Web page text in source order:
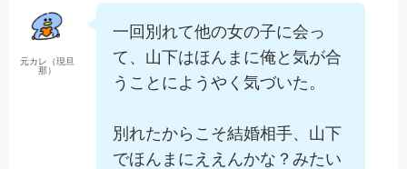
元カレ（現旦
那）
一回別れて他の女の子に会っ
て、山下はほんまに俺と気が合
うことにようやく気づいた。
別れたからこそ結婚相手、山下
でほんまにええんかな？みたい